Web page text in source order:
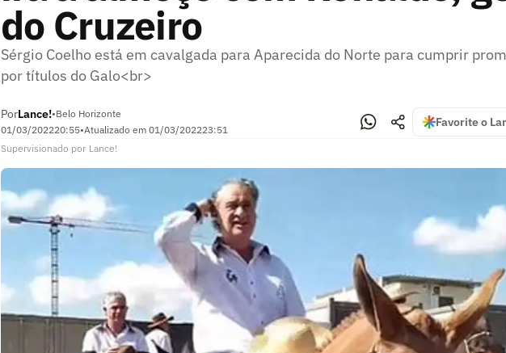
do Cruzeiro
Sérgio Coelho está em cavalgada para Aparecida do Norte para cumprir
por títulos do Galo<br>
PorLance!•Belo Horizonte
01/03/202220:55•Atualizado em 01/03/202223:51
Favorite o
Supervisionado por Lance!